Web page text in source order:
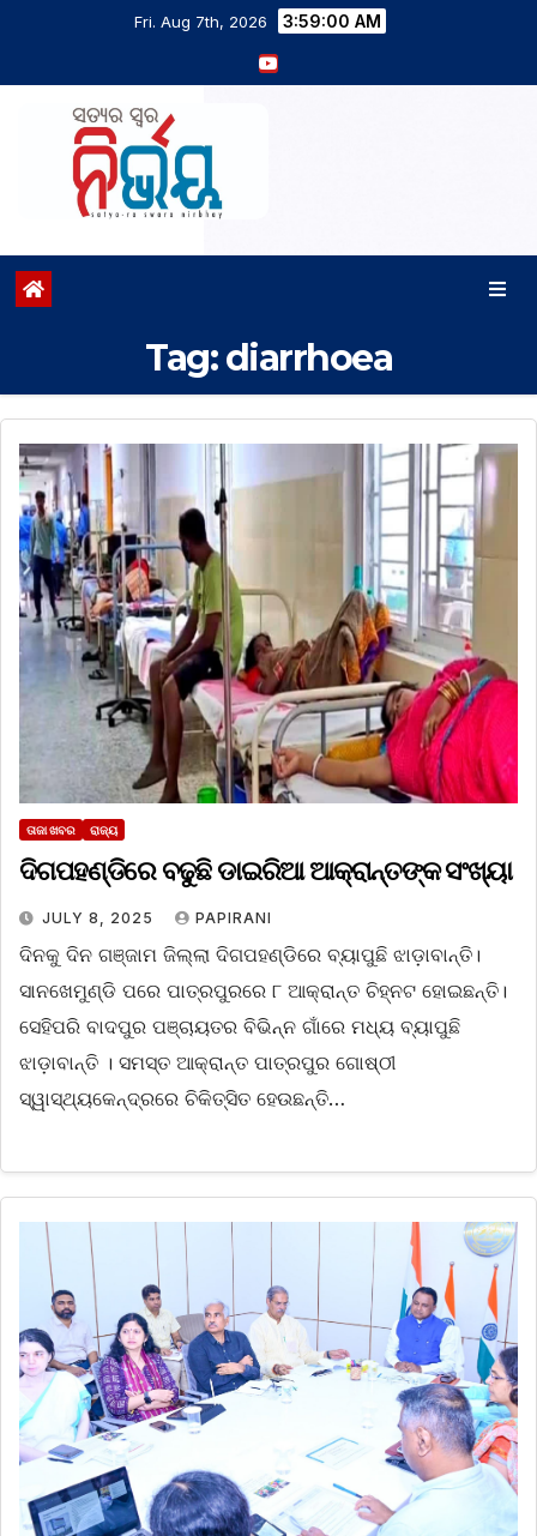
Fri. Aug 7th, 2026 3:59:01 AM
Tag:diarrhoea
ତାଜା ଖବର ରାଜ୍ୟ
ଦିଗପହଣ୍ଡିରେ ବଢୁଛି ଡାଇରିଆ ଆକ୍ରାନ୍ତଙ୍କ ସଂଖ୍ୟା
JULY 8, 2025 PAPIRANI
ଦିନକୁ ଦିନ ଗଞ୍ଜାମ ଜିଲ୍ଲା ଦିଗପହଣ୍ଡିରେ ବ୍ୟାପୁଛି ଝାଡ଼ାବାନ୍ତି।
ସାନଖେମୁଣ୍ଡି ପରେ ପାତ୍ରପୁରରେ ୮ ଆକ୍ରାନ୍ତ ଚିହ୍ନଟ ହୋଇଛନ୍ତି।
ସେହିପରି ବାଦପୁର ପଞ୍ଚାୟତର ବିଭିନ୍ନ ଗାଁରେ ମଧ୍ୟ ବ୍ୟାପୁଛି
ଝାଡ଼ାବାନ୍ତି । ସମସ୍ତ ଆକ୍ରାନ୍ତ ପାତ୍ରପୁର ଗୋଷ୍ଠୀ
ସ୍ୱାସ୍ଥ୍ୟକେନ୍ଦ୍ରରେ ଚିକିତ୍ସିତ ହେଉଛନ୍ତି…